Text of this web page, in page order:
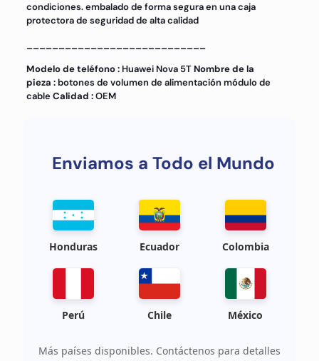
condiciones. embalado de forma segura en una caja
protectora de seguridad de alta calidad
Modelo de teléfono :Huawei Nova 5TNombre de la
pieza :botones de volumen de alimentación módulo de
cableCalidad :OEM
Enviamos a Todo el Mundo
Honduras Ecuador Colombia
Perú Chile México
Más países disponibles. Contáctenos para detalles